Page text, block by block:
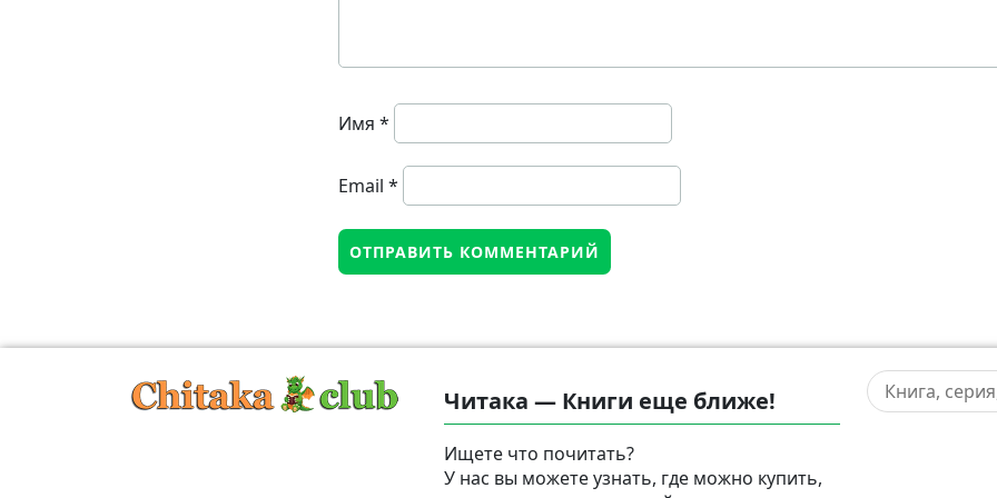
Имя *
Email *
Читака — Книги еще ближе!
Ищете что почитать?
У нас вы можете узнать, где можно купить,